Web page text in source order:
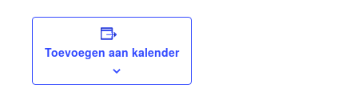
Toevoegen aan kalender